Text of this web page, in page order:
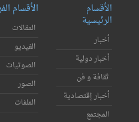
الأقسام
الرئيسية
أخبار
أخبار دولية
ثقافة و فن
أخبار إقتصادية
المجتمع
الأقسام
المقالات
الفيديو
الصوتيات
الصور
الملفات